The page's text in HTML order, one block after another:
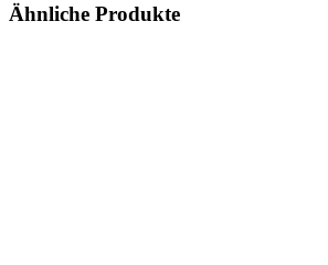
Ähnliche Produkte